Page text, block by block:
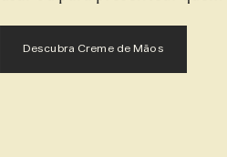
Descubra Creme de Mãos